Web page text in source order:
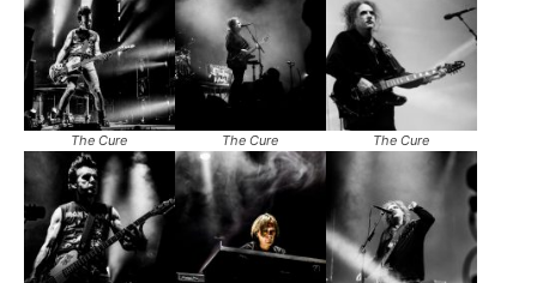
The Cure The Cure The Cure